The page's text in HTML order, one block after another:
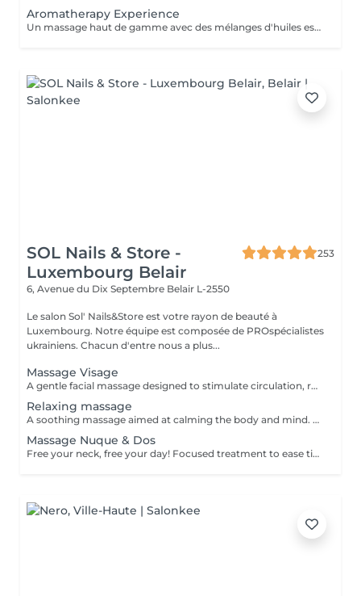
Aromatherapy Experience
Un massage haut de gamme avec des mélanges d'huiles essentielles bio pour vous relaxer et vous revitaliser. Les techniques de massage et les huiles sont soigneusement sélectionnés et adaptés à chaque personne selon vos besoins spécifiques.Ce soin commence par un rafraîchissement stimulant des pieds pour favoriser la circulation sanguine et la relaxation.
SOL Nails & Store -
Luxembourg Belair
253
6, Avenue du Dix Septembre Belair L-2550
Le salon Sol' Nails&Store est votre rayon de beauté à
Luxembourg. Notre équipe est composée de PROspécialistes
ukrainiens. Chacun d'entre nous a plus...
Massage Visage
A gentle facial massage designed to stimulate circulation, relax facial tension and enhance the natural glow of the skin. The treatment can help the face look fresher, more rested and more radiant. Result: relaxed facial features, improved skin freshness and a healthy glow. Recommended frequency: once a week or every 2 weeks.
Relaxing massage
A soothing massage aimed at calming the body and mind. Gentle, flowing movements help reduce stress, ease muscular tension and create a deep sense of relaxation. Result: improved well-being, reduced stress and a peaceful, rebalanced feeling. Recommended frequency: once a week or as often as needed for relaxation.
Massage Nuque & Dos
Free your neck, free your day! Focused treatment to ease tightness, tension headaches, and stiffness in the neck and shoulders. You work in the office, spending long hours at a desk or looking at screens. THIS MASSAGE IS FOR YOU! Restores movement and reduces pain.